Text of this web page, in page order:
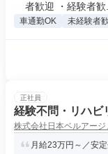
者歓迎 ・経験者歓...
車通勤OK 未経験者
正社員
経験不問・リハビ
株式会社日本ベルアージ
月給23万円～／安